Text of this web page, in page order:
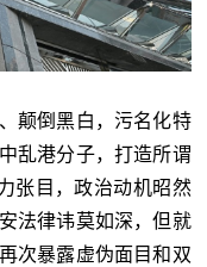
颠倒黑白，污名化特
乱港分子，打造所谓
张目，政治动机昭然
法律讳莫如深，但就
次暴露虚伪面目和双